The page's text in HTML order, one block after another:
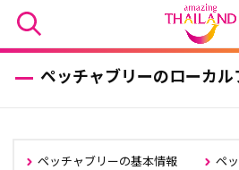
ペッチャブリーのローカ
ペッチャブリーの基本情報 ペ